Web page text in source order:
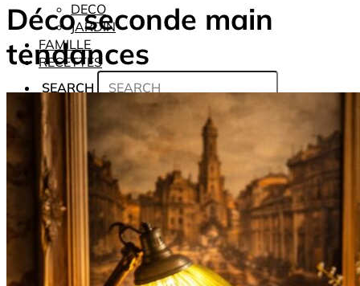
DECO
JARDIN
FAMILLE
RECETTES
SEARCH
Déco seconde main
tendances